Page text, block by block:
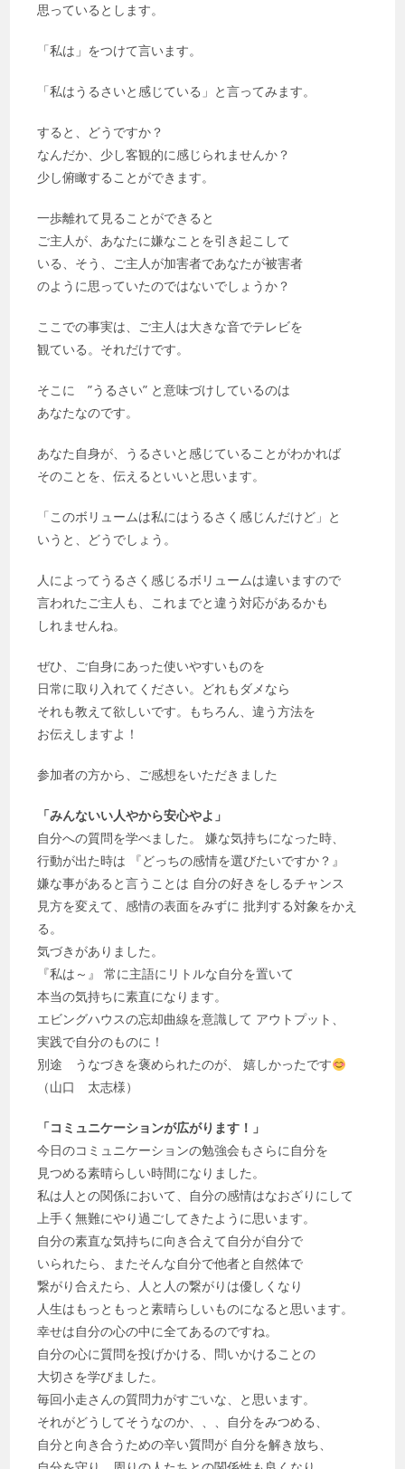
思っているとします。
「私は」をつけて言います。
「私はうるさいと感じている」と言ってみます。
すると、どうですか？
なんだか、少し客観的に感じられませんか？
少し俯瞰することができます。
一歩離れて見ることができると
ご主人が、あなたに嫌なことを引き起こして
いる、そう、ご主人が加害者であなたが被害者
のように思っていたのではないでしょうか？
ここでの事実は、ご主人は大きな音でテレビを
観ている。それだけです。
そこに ”うるさい” と意味づけしているのは
あなたなのです。
あなた自身が、うるさいと感じていることがわかれば
そのことを、伝えるといいと思います。
「このボリュームは私にはうるさく感じんだけど」と
いうと、どうでしょう。
人によってうるさく感じるボリュームは違いますので
言われたご主人も、これまでと違う対応があるかも
しれませんね。
ぜひ、ご自身にあった使いやすいものを
日常に取り入れてください。どれもダメなら
それも教えて欲しいです。もちろん、違う方法を
お伝えしますよ！
参加者の方から、ご感想をいただきました
「みんないい人やから安心やよ」
自分への質問を学べました。 嫌な気持ちになった時、
行動が出た時は 『どっちの感情を選びたいですか？』
嫌な事があると言うことは 自分の好きをしるチャンス
見方を変えて、感情の表面をみずに 批判する対象をかえ
る。
気づきがありました。
『私は～』 常に主語にリトルな自分を置いて
本当の気持ちに素直になります。
エビングハウスの忘却曲線を意識して アウトプット、
実践で自分のものに！
別途 うなづきを褒められたのが、 嬉しかったです
（山口 太志様）
「コミュニケーションが広がります！」
今日のコミュニケーションの勉強会もさらに自分を
見つめる素晴らしい時間になりました。
私は人との関係において、自分の感情はなおざりにして
上手く無難にやり過ごしてきたように思います。
自分の素直な気持ちに向き合えて自分が自分で
いられたら、またそんな自分で他者と自然体で
繋がり合えたら、人と人の繋がりは優しくなり
人生はもっともっと素晴らしいものになると思います。
幸せは自分の心の中に全てあるのですね。
自分の心に質問を投げかける、問いかけることの
大切さを学びました。
毎回小走さんの質問力がすごいな、と思います。
それがどうしてそうなのか、、、自分をみつめる、
自分と向き合うための辛い質問が 自分を解き放ち、